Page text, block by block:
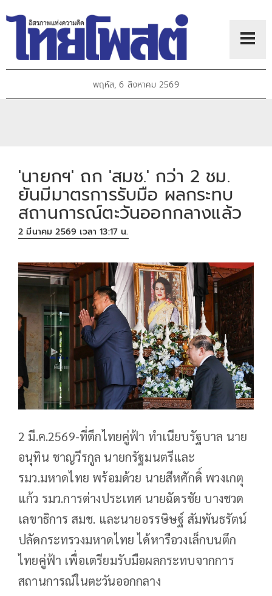
พฤหัส, 6 สิงหาคม 2569
'นายกฯ' ถก 'สมช.' กว่า 2 ชม.
ยันมีมาตรการรับมือ ผลกระทบ
สถานการณ์ตะวันออกกลางแล้ว
2 มีนาคม 2569 เวลา 13:17 น.
2 มี.ค.2569-ที่ตึกไทยคู่ฟ้า ทำเนียบรัฐบาล นาย
อนุทิน ชาญวีรกูล นายกรัฐมนตรีและ
รมว.มหาดไทย พร้อมด้วย นายสีหศักดิ์ พวงเกตุ
แก้ว รมว.การต่างประเทศ นายฉัตรชัย บางชวด
เลขาธิการ สมช. และนายอรรษิษฐ์ สัมพันธรัตน์
ปลัดกระทรวงมหาดไทย ได้หารือวงเล็กบนตึก
ไทยคู่ฟ้า เพื่อเตรียมรับมือผลกระทบจากการ
สถานการณ์ในตะวันออกกลาง